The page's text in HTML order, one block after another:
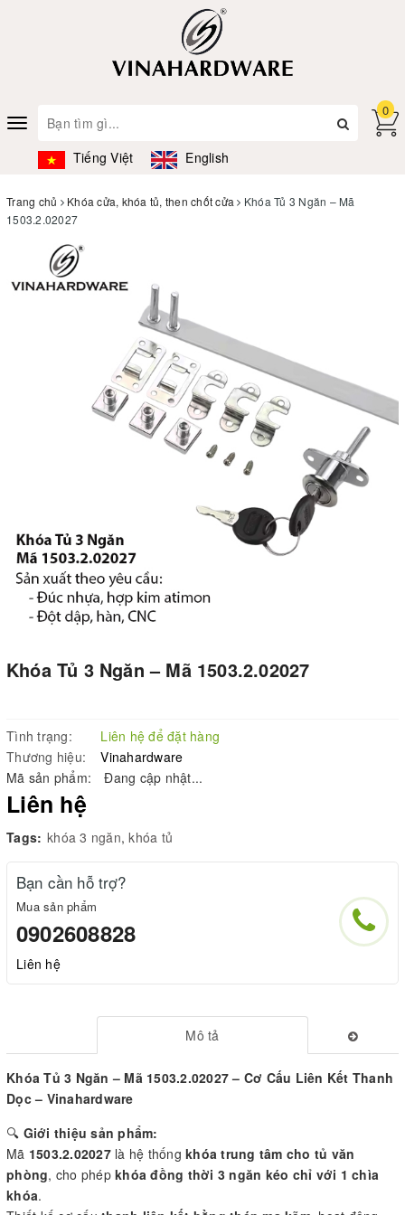
Toggle
navigation
Tiếng Việt English
0
Trang chủ Khóa cửa, khóa tủ, then chốt cửa
Khóa Tủ 3 Ngăn – Mã
1503.2.02027
Khóa Tủ 3 Ngăn – Mã 1503.2.02027
Tình trạng:
Liên hệ để đặt hàng
Thương hiệu:
Vinahardware
Mã sản phẩm:
Đang cập nhật...
Liên hệ
Tags: khóa 3 ngăn,khóa tủ
Bạn cần hỗ trợ?
Mua sản phẩm
0902608828
Liên hệ
Mô tả
Khóa Tủ 3 Ngăn – Mã 1503.2.02027 – Cơ Cấu Liên Kết Thanh
Dọc – Vinahardware
🔍 Giới thiệu sản phẩm:
Mã 1503.2.02027là hệ thống khóa trung tâm cho tủ văn
phòng, cho phép khóa đồng thời 3 ngăn kéo chỉ với 1 chìa
khóa.